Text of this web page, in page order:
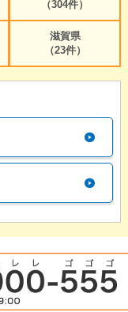
（304件）
滋賀県
（23件）